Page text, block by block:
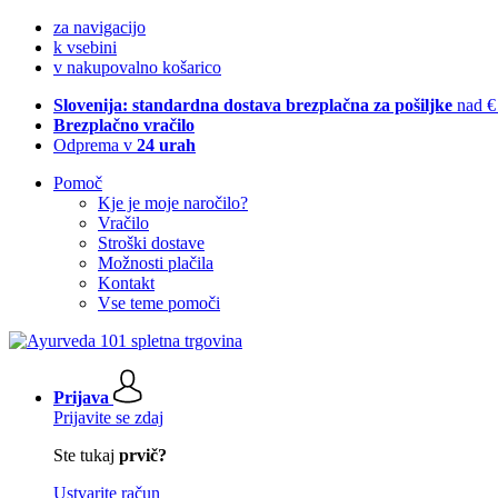
za navigacijo
k vsebini
v nakupovalno košarico
Slovenija: standardna dostava brezplačna za pošiljke nad
Brezplačno vračilo
Odprema v 24 urah
Pomoč
Kje je moje naročilo?
Vračilo
Stroški dostave
Možnosti plačila
Kontakt
Vse teme pomoči
Prijava
Prijavite se zdaj
Ste tukaj prvič?
Ustvarite račun